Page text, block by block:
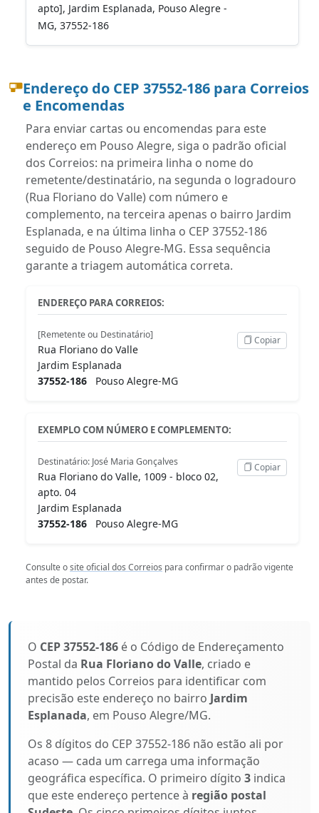
apto], Jardim Esplanada, Pouso Alegre -
MG, 37552-186
Endereço do CEP 37552-186 para Correios
e Encomendas
Para enviar cartas ou encomendas para este
endereço em Pouso Alegre, siga o padrão oficial
dos Correios: na primeira linha o nome do
remetente/destinatário, na segunda o logradouro
(Rua Floriano do Valle) com número e
complemento, na terceira apenas o bairro Jardim
Esplanada, e na última linha o CEP 37552-186
seguido de Pouso Alegre-MG. Essa sequência
garante a triagem automática correta.
ENDEREÇO PARA CORREIOS:
[Remetente ou Destinatário]
Rua Floriano do Valle
Jardim Esplanada
37552-186 Pouso Alegre-MG
Copiar
EXEMPLO COM NÚMERO E COMPLEMENTO:
Destinatário: José Maria Gonçalves
Rua Floriano do Valle, 1009 - bloco 02,
apto. 04
Jardim Esplanada
37552-186 Pouso Alegre-MG
Copiar
Consulte osite oficial dos Correios para confirmar o padrão vigente
antes de postar.
O CEP 37552-186 é o Código de Endereçamento
Postal da Rua Floriano do Valle, criado e
mantido pelos Correios para identificar com
precisão este endereço no bairro Jardim
Esplanada, em Pouso Alegre/MG.
Os 8 dígitos do CEP 37552-186 não estão ali por
acaso — cada um carrega uma informação
geográfica específica. O primeiro dígito 3 indica
que este endereço pertence à região postal